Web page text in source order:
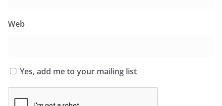
Web
Yes, add me to your mailing list